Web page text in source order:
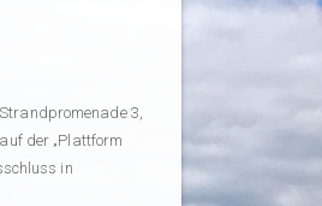
3,
der „Plattform
in